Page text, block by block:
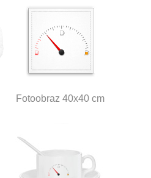
Fotoobraz 40x40 cm